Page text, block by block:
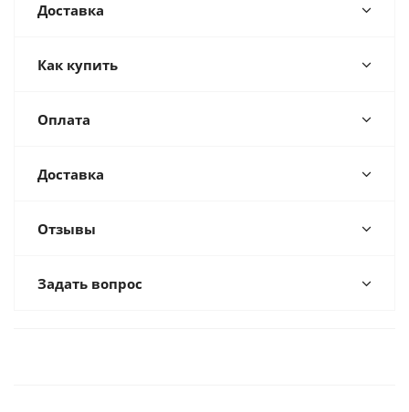
Доставка
Как купить
Оплата
Доставка
Отзывы
Задать вопрос